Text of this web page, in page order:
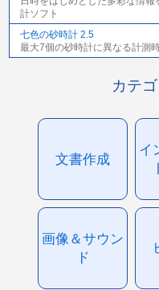
計ソフト
七色の砂時計 2.5
最大7個の砂時計に異なる計測
カテ
文書作成
イ
画像＆サウン
ド